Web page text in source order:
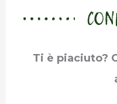
Ti è piaciuto?